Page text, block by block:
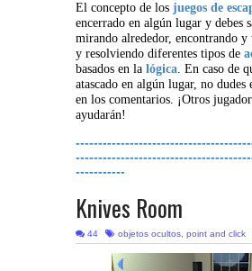
El concepto de los juegos de
encerrado en algún lugar y debes
mirando alrededor, encontrando y
y resolviendo diferentes tipos de
basados en la lógica. En caso de
atascado en algún lugar, no dudes
en los comentarios. ¡Otros
ayudarán!
-----------
Knives Room
44 objetos ocultos, point and click